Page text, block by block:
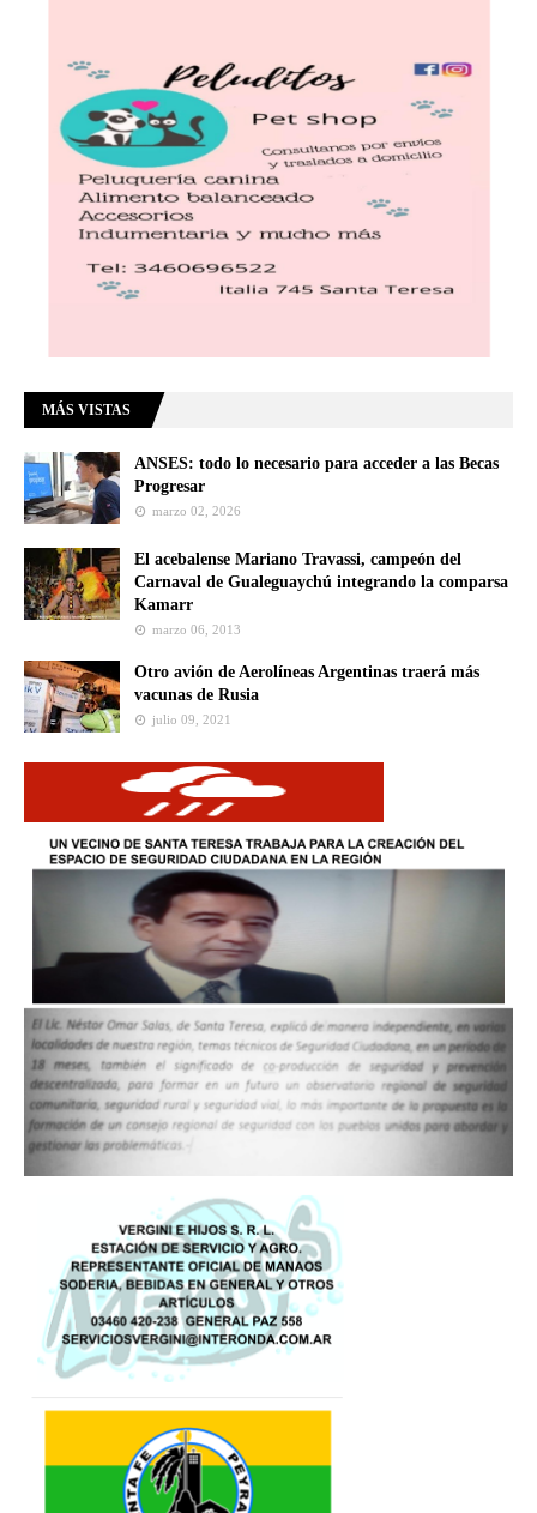
MÁS VISTAS
ANSES: todo lo necesario para acceder a las Becas
Progresar
marzo 02, 2026
El acebalense Mariano Travassi, campeón del
Carnaval de Gualeguaychú integrando la comparsa
Kamarr
marzo 06, 2013
Otro avión de Aerolíneas Argentinas traerá más
vacunas de Rusia
julio 09, 2021